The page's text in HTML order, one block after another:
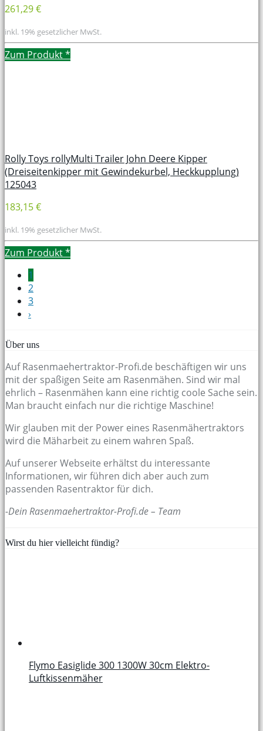
261,29 €
inkl. 19% gesetzlicher MwSt.
Zum Produkt*
Rolly Toys rollyMulti Trailer John Deere Kipper
(Dreiseitenkipper mit Gewindekurbel, Heckkupplung)
125043
183,15 €
inkl. 19% gesetzlicher MwSt.
Zum Produkt*
1
2
3
›
Über uns
Auf Rasenmaehertraktor-Profi.de beschäftigen wir uns
mit der spaßigen Seite am Rasenmähen. Sind wir mal
ehrlich – Rasenmähen kann eine richtig coole Sache sein.
Man braucht einfach nur die richtige Maschine!
Wir glauben mit der Power eines Rasenmähertraktors
wird die Mäharbeit zu einem wahren Spaß.
Auf unserer Webseite erhältst du interessante
Informationen, wir führen dich aber auch zum
passenden Rasentraktor für dich.
-Dein Rasenmaehertraktor-Profi.de – Team
Wirst du hier vielleicht fündig?
Flymo Easiglide 300 1300W 30cm Elektro-
Luftkissenmäher